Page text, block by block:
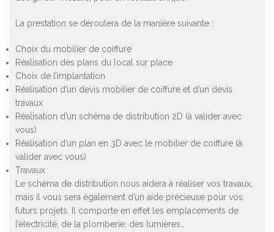
La prestation se déroulera de la manière suivante :
Choix du mobilier de coiffure
Réalisation des plans du local sur place
Choix de l’implantation
Réalisation d’un devis mobilier de coiffure et d’un devis
travaux
Réalisation d’un schéma de distribution 2D (à valider avec
vous)
Réalisation d’un plan en 3D avec le mobilier de coiffure (à
valider avec vous)
Travaux
Le schéma de distribution nous aidera à réaliser vos travaux,
mais il vous sera également d’un aide précieuse pour vos
futurs projets. Il comporte en effet les emplacements de
l’électricité, de la plomberie, des lumières…